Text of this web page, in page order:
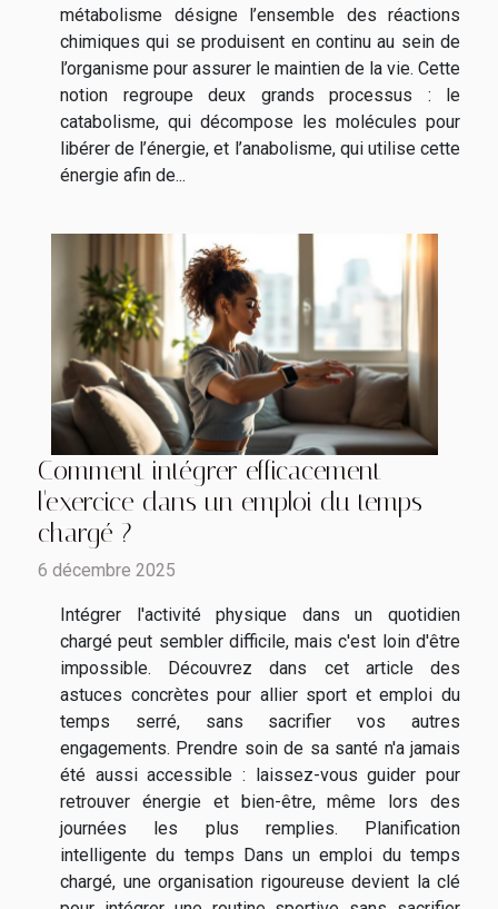
métabolisme désigne l’ensemble des réactions
chimiques qui se produisent en continu au sein de
l’organisme pour assurer le maintien de la vie. Cette
notion regroupe deux grands processus : le
catabolisme, qui décompose les molécules pour
libérer de l’énergie, et l’anabolisme, qui utilise cette
énergie afin de...
Comment intégrer efficacement
l'exercice dans un emploi du temps
chargé ?
6 décembre 2025
Intégrer l'activité physique dans un quotidien
chargé peut sembler difficile, mais c'est loin d'être
impossible. Découvrez dans cet article des
astuces concrètes pour allier sport et emploi du
temps serré, sans sacrifier vos autres
engagements. Prendre soin de sa santé n'a jamais
été aussi accessible : laissez-vous guider pour
retrouver énergie et bien-être, même lors des
journées les plus remplies. Planification
intelligente du temps Dans un emploi du temps
chargé, une organisation rigoureuse devient la clé